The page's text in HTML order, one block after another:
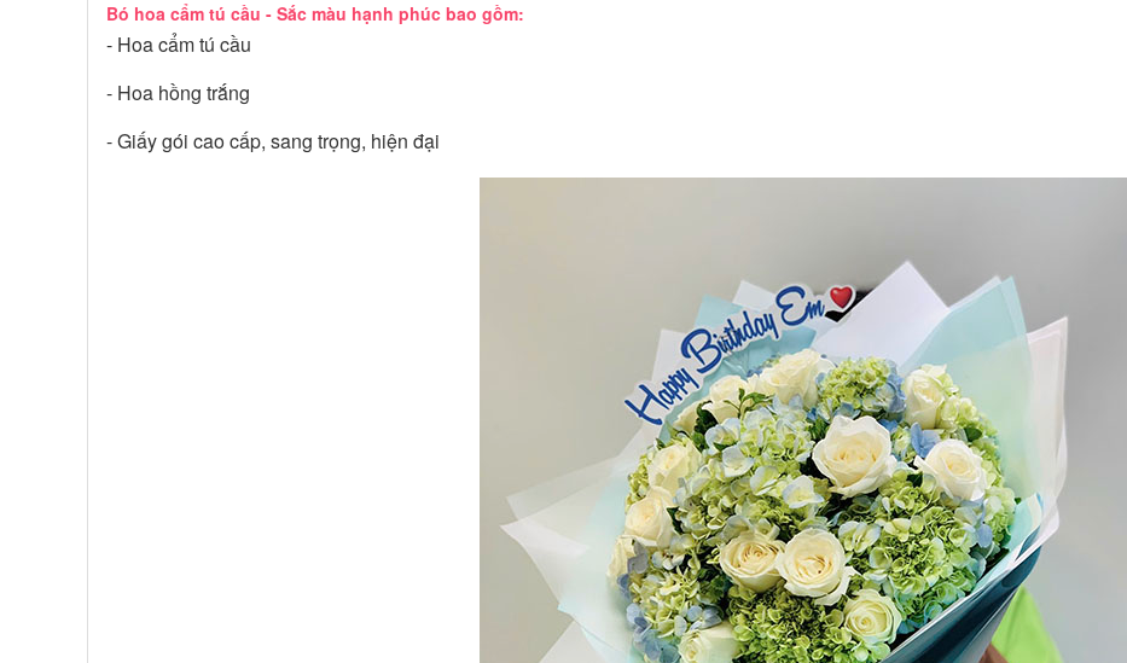
Bó hoa cẩm tú cầu - Sắc màu hạnh phúc bao gồm:
- Hoa cẩm tú cầu
- Hoa hồng trắng
- Giấy gói cao cấp, sang trọng, hiện đại